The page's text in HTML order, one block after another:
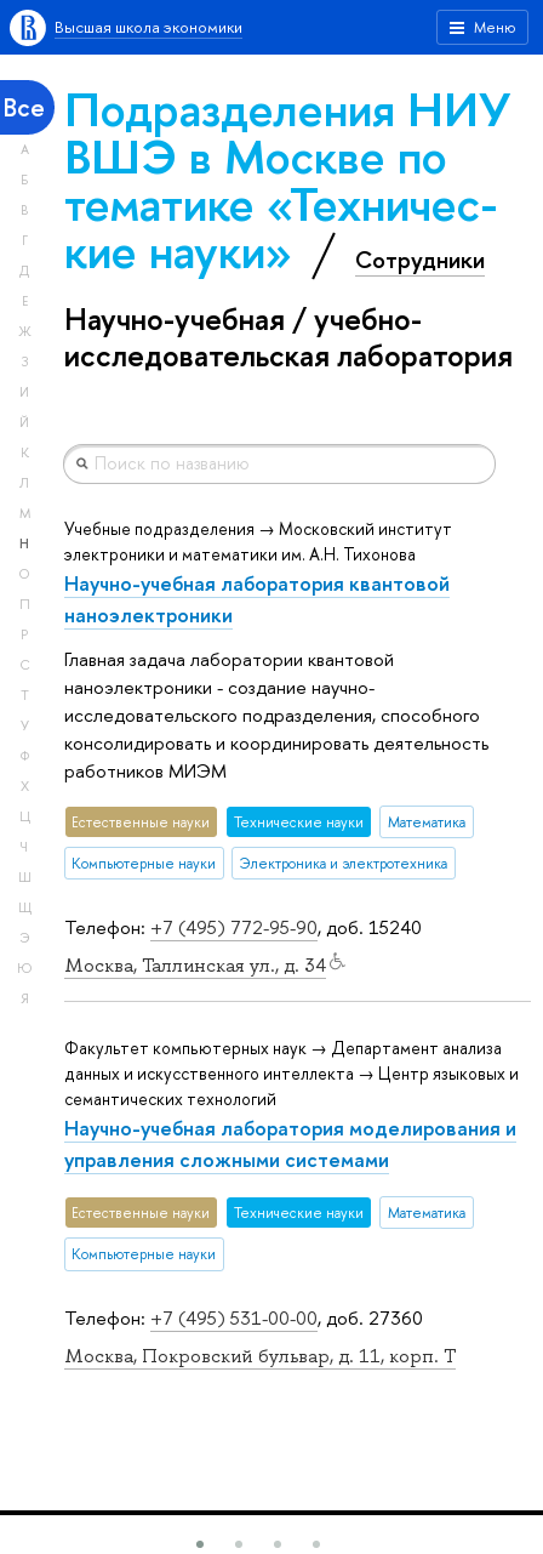
Меню
Высшая школа экономики
Все
А
Б
В
Г
Д
Е
Ж
З
И
Й
К
Л
М
Н
О
П
Р
С
Т
У
Ф
Х
Ц
Ч
Ш
Щ
Э
Ю
Я
Подразделения НИУ
ВШЭ в Москве по
тематике «Тех­ничес­
кие науки» Сотрудники
Научно-учебная / учебно-
исследовательская лаборатория
Телефон: +7 (495) 772-95-90, доб. 15240
Москва, Таллинская ул., д. 34
Учебные подразделения → Московский институт
электроники и математики им. А.Н. Тихонова
Научно-учебная лаборатория квантовой
наноэлектроники
Главная задача лаборатории квантовой
наноэлектроники - создание научно-
исследовательского подразделения, способного
консолидировать и координировать деятельность
работников МИЭМ
Естественные науки Тех­ничес­кие науки Математика
Компьютерные науки Электроника и электротехника
Телефон: +7 (495) 531-00-00, доб. 27360
Москва, Покровский бульвар, д. 11, корп. T
Факультет компьютерных наук → Департамент анализа
данных и искусственного интеллекта → Центр языковых и
семантических технологий
Научно-учебная лаборатория моделирования и
управления сложными системами
Естественные науки Тех­ничес­кие науки Математика
Компьютерные науки